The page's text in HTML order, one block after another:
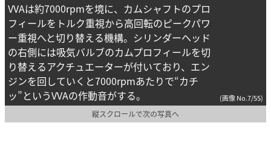
VVAは約7000rpmを境に、カムシャフトのプロ
フィールをトルク重視から高回転のピークパワ
ー重視へと切り替える機構。シリンダーヘッド
の右側には吸気バルブのカムプロフィールを切
り替えるアクチュエーターが付いており、エン
ジンを回していくと7000rpmあたりで“カチ
ッ”というVVAの作動音がする。
(画像 No.7/55)
縦スクロールで次の写真へ